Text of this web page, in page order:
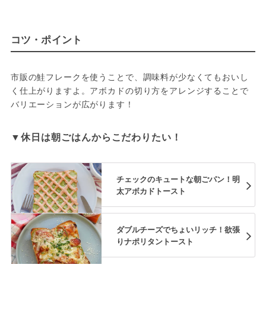
コツ・ポイント
市販の鮭フレークを使うことで、調味料が少なくてもおいし
く仕上がりますよ。アボカドの切り方をアレンジすることで
▼休日は朝ごはんからこだわりたい！
チェックのキュートな朝ごパン！明
太アボカドトースト
ダブルチーズでちょいリッチ！欲張
りナポリタントースト